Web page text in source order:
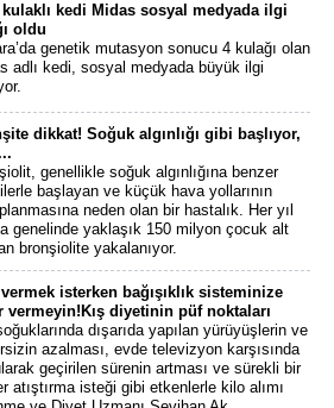
kulaklı kedi Midas sosyal medyada ilgi
oldu
genetik mutasyon sonucu 4 kulağı olan
adlı kedi, sosyal medyada büyük ilgi
dikkat! Soğuk algınlığı gibi başlıyor,
genellikle soğuk algınlığına benzer
başlayan ve küçük hava yollarının
neden olan bir hastalık. Her yıl
genelinde yaklaşık 150 milyon çocuk alt
bronşiolite yakalanıyor.
isterken bağışıklık sisteminize
vermeyin!Kış diyetinin püf noktaları
dışarıda yapılan yürüyüşlerin ve
azalması, evde televizyon karşısında
geçirilen sürenin artması ve sürekli bir
atıştırma isteği gibi etkenlerle kilo alımı